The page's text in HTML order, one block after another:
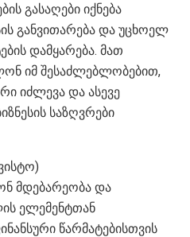
გასაღები იქნება
განვითარება და უცხოელ
დამყარება. მათ
იმ შესაძლებლობებით,
იძლევა და ასევე
საზღვრები
მდებარეობა და
ელემენტთან
წარმატებისთვის